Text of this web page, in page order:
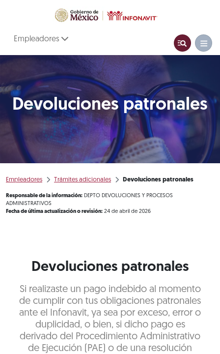
Empleadores
Devoluciones patronales
Empleadores Trámites adicionales Devoluciones patronales
Responsable de la información: DEPTO DEVOLUCIONES Y PROCESOS
ADMINISTRATIVOS
Fecha de última actualización o revisión: 24 de abril de 2026
Devoluciones patronales
Si realizaste un pago indebido al momento
de cumplir con tus obligaciones patronales
ante el Infonavit, ya sea por exceso, error o
duplicidad, o bien, si dicho pago es
derivado del Procedimiento Administrativo
de Ejecución (PAE) o de una resolución